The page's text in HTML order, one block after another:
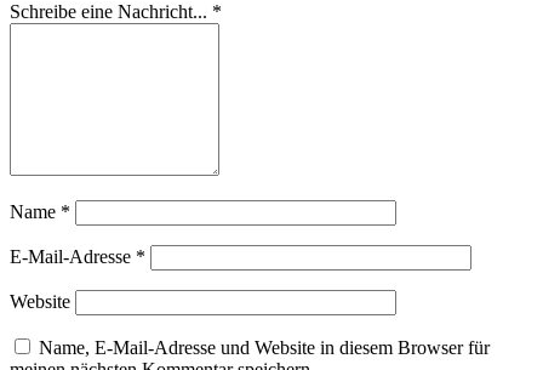
Schreibe eine Nachricht... *
Name *
E-Mail-Adresse *
Website
Name, E-Mail-Adresse und Website in diesem Browser für